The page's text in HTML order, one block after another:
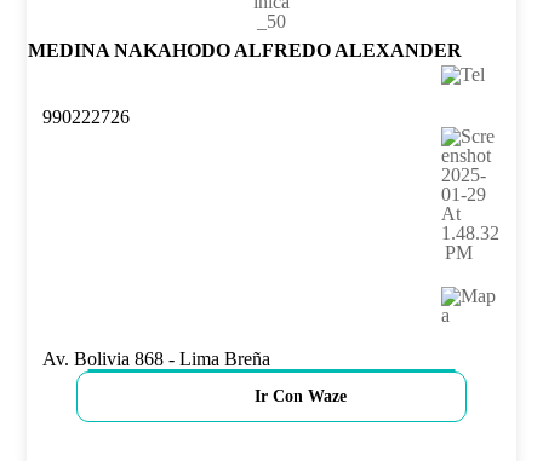
MEDINA NAKAHODO ALFREDO ALEXANDER
990222726
Av. Bolivia 868 - Lima Breña
Ir Con Waze